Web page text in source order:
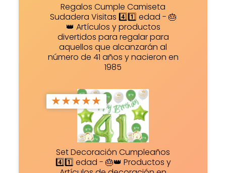
Regalos Cumple Camiseta
Sudadera Visitas 4️⃣1️⃣ edad - 🎂
👑 Artículos y productos
divertidos para regalar para
aquellos que alcanzarán al
número de 41 años y nacieron en
1985
★★★★★
Set Decoración Cumpleaños
4️⃣1️⃣ edad - 🎂👑 Productos y